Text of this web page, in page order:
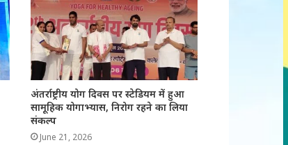
अंतर्राष्ट्रीय योग दिवस पर स्टेडियम में हुआ
सामूहिक योगाभ्यास, निरोग रहने का लिया
संकल्प
June 21, 2026